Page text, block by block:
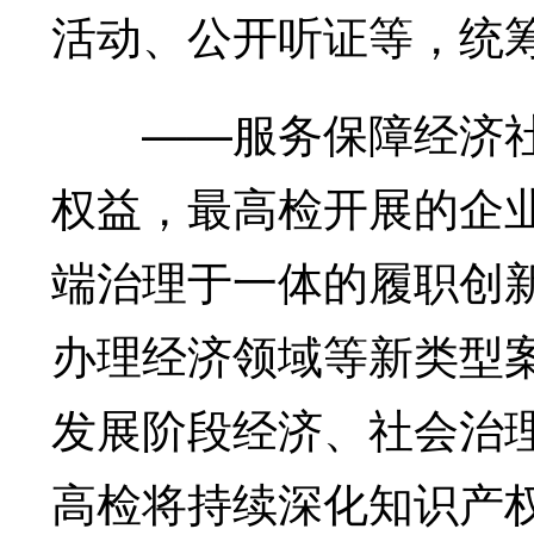
活动、公开听证等，统
——服务保障经济社
权益，最高检开展的企
端治理于一体的履职创
办理经济领域等新类型
发展阶段经济、社会治
高检将持续深化知识产